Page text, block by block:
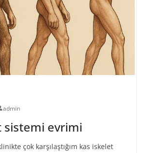
admin
sistemi evrimi
çok karşılaştığım kas iskelet